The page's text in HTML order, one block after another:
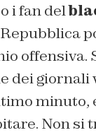
i fan del
offensiva.
dei giornali
minuto,
Non si